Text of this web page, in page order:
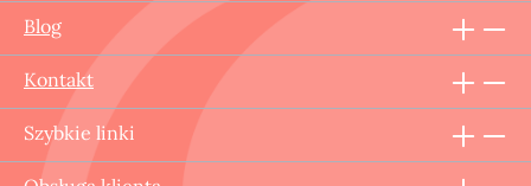
Blog
Kontakt
Szybkie linki